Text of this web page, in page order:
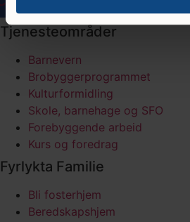
Tjenesteområder
Barnevern
Brobyggerprogrammet
Kulturformidling
Skole, barnehage og SFO
Forebyggende arbeid
Kurs og foredrag
Fyrlykta Familie
Bli fosterhjem
Beredskapshjem